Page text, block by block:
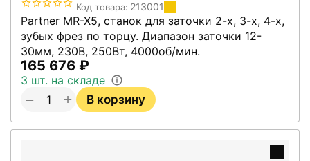
Код товара: 213001
Partner MR-X5, станок для заточки 2-х, 3-х, 4-х,
зубых фрез по торцу. Диапазон заточки 12-
30мм, 230В, 250Вт, 4000об/мин.
165 676 ₽
3 шт. на складе
+
− В корзину